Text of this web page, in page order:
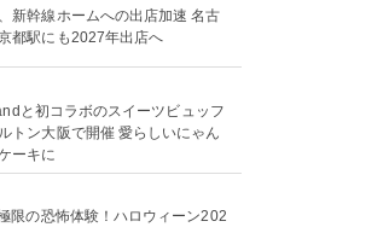
新幹線ホームへの出店加速 名古
都駅にも2027年出店へ
と初コラボのスイーツビュッフ
トン大阪で開催 愛らしいにゃん
ーキに
限の恐怖体験！ハロウィーン202